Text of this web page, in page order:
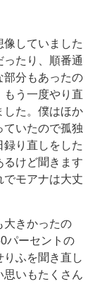
していました
たり、順番通
部分もあったの
もう一度やり直
した。僕はほか
ていたので孤独
り直しをした
るけど聞きます
でモアナは大丈
きかったの
パーセントの
ふを聞き直し
思いもたくさん